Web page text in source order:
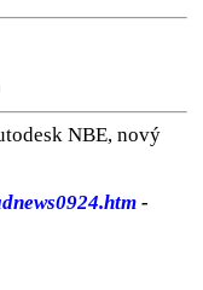
NBE, nový
-